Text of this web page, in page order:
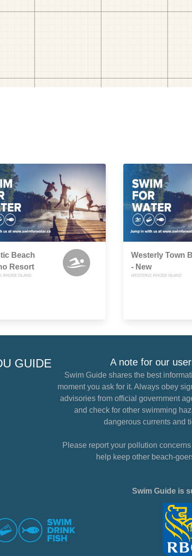
Beach
Resort
RHODE ISLAND
Westerly Town
- New
WESTERLY, RHODE ISLAND
GUIDE A note for our
Swim Guide shares the best
moment you ask for it. Always obey
advisories from official government
and check for other swimming
dangerous currents and
Please report your pollution
help keep other beach-
Swim Guide is